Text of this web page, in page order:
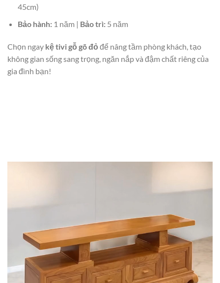
45cm)
Bảo hành:1 năm | Bảo trì:5 năm
Chọn ngay kệ tivi gỗ gõ đỏ để nâng tầm phòng khách, tạo
không gian sống sang trọng, ngăn nắp và đậm chất riêng của
gia đình bạn!